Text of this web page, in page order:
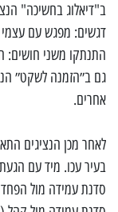
ב"דיאלוג בחשיכה"
דגשים: מפגש עם עצמי
התנתקו משני חושים:
גם ב״הזמנה לשקט״
אחרים.
לאחר מכן הנציגים
בעיר עכו. מיד עם
סדנת עמידה מול